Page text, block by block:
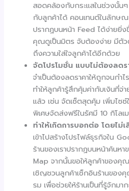
สอดคล้องกับกระแสในช่วงนั้น
กับลูกค้าได้ คอนเทนต์ในลักษ
ปรากฏบนหน้า Feed ได้ง่ายยิ่ง
คุณดูเป็นมิตร จับต้องง่าย มีตัว
ถึงความใส่ใจลูกค้าได้อีกด้วย
จัดโปรโมชั่น แบบไม่ต้องลดร
จำเป็นต้องลดราคาให้ถูกจนกำ
ทำให้ลูกค้ารู้สึกคุ้มค่ากับเงินที่จ่
แล้ว เช่น จัดเซ็ตสุดคุ้ม เพิ่มไซซ์
พิเศษจัดส่งฟรีในรัศมี 10 กิโลเ
ทำให้เกิดการบอกต่อ โดยไม่เ
เข้าไปสร้างโปรไฟล์ธุรกิจใน
ร้านของเราปรากฏบนหน้าค้น
Map จากนั้นขอให้ลูกค้าของคุณ
เชิญชวนลูกค้าเช็กอินร้านของ
รม เพื่อช่วยให้ร้านเป็นที่รู้จักมา